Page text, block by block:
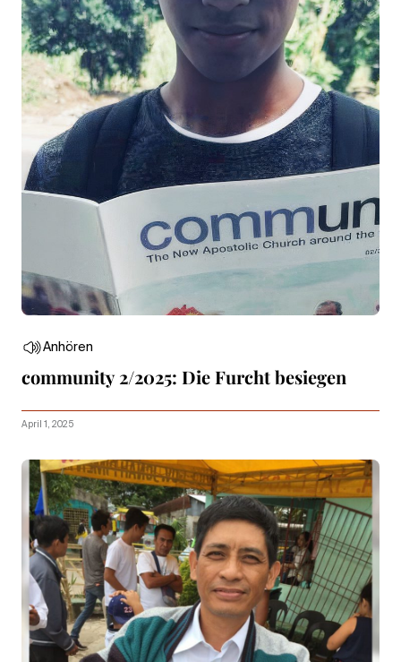
Anhören
community 2/2025: Die Furcht besiegen
April 1, 2025